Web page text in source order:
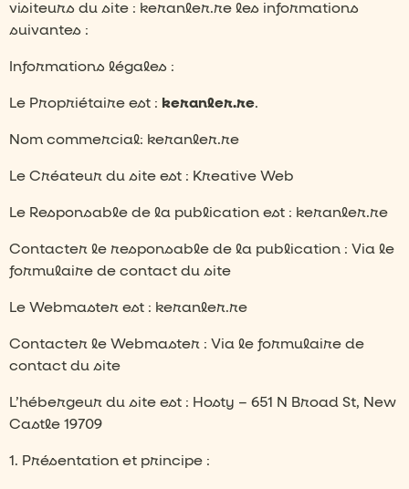
visiteurs du site : keranler.re les informations
suivantes :
Informations légales :
Le Propriétaire est : keranler.re.
Nom commercial: keranler.re
Le Créateur du site est : Kreative Web
Le Responsable de la publication est : keranler.re
Contacter le responsable de la publication : Via le
formulaire de contact du site
Le Webmaster est : keranler.re
Contacter le Webmaster : Via le formulaire de
contact du site
L’hébergeur du site est : Hosty – 651 N Broad St, New
Castle 19709
1. Présentation et principe :